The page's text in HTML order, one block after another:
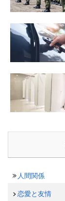
人間関係
恋愛と友情